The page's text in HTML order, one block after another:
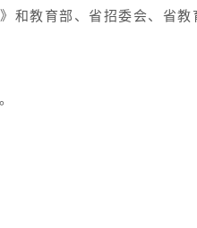
教育部、省招委会、省教